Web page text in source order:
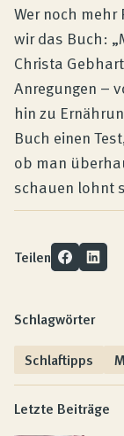
Wer noch
wir das Buch:
Christa
Anregungen –
hin zu
Buch einen
ob man
schauen lohnt
Teilen
Schlagwörter
Schlaftipps
Letzte Beiträge